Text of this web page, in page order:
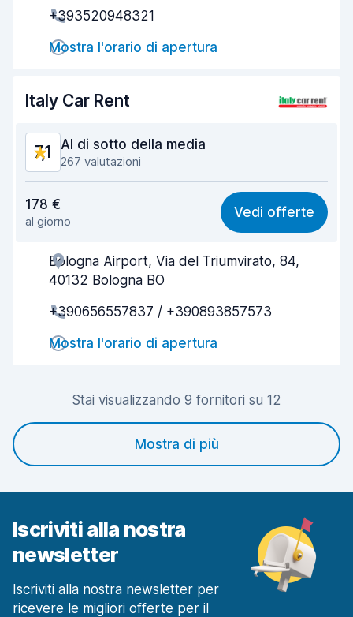
Condizioni dell'auto 8,1
+393520948321
Mostra l'orario di apertura
Italy Car Rent
7,1 Al di sotto della media
267 valutazioni
7,0
Facile da trovare 7,7
Gentilezza degli agenti
Condizioni dell'auto
178 €
al giorno
Vedi offerte
Bologna Airport, Via del Triumvirato, 84,
40132 Bologna BO
+390656557837 / +390893857573
Mostra l'orario di apertura
Stai visualizzando 9 fornitori su 12
Mostra di più
Iscriviti alla nostra
newsletter
Iscriviti alla nostra newsletter per
ricevere le migliori offerte per il